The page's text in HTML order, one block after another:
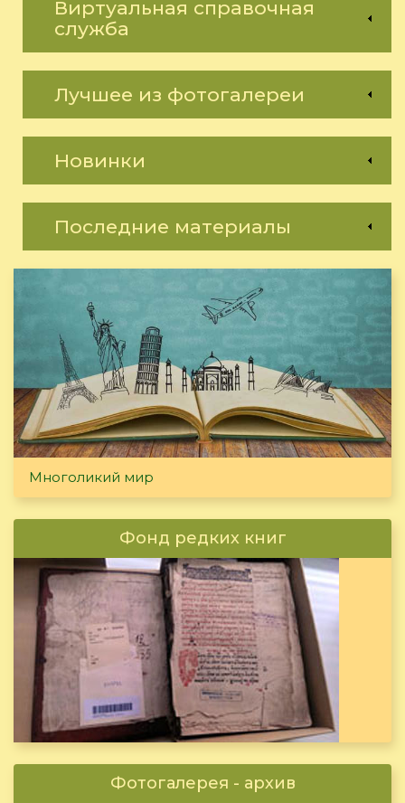
Виртуальная справочная
служба
Лучшее из фотогалереи
Новинки
Последние материалы
Многоликий мир
Фонд редких книг
Фотогалерея - архив